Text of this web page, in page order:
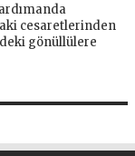
cesaretlerinden
gönüllülere